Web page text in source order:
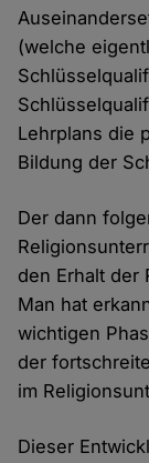
(welche
Lehrplans die
Bildung der
Der dann
den Erhalt der
Man hat
wichtigen
der
im
Dieser